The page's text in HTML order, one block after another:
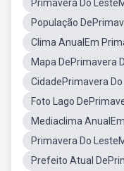
Primavera Do
População
Clima AnualEm
Mapa DePrimavera
CidadePrimavera
Foto Lago
Mediaclima
Primavera Do
Prefeito Atual